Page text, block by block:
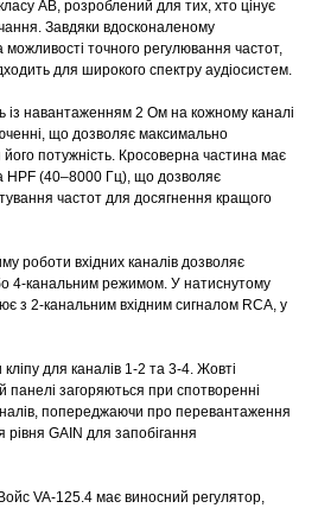
AB, розроблений для тих, хто цінує
Завдяки вдосконаленому
точного регулювання частот,
для широкого спектру аудіосистем.
навантаженням 2 Ом на кожному каналі
що дозволяє максимально
потужність. Кросоверна частина має
HPF (40–8000 Гц), що дозволяє
частот для досягнення кращого
роботи вхідних каналів дозволяє
4-канальним режимом. У натиснутому
з 2-канальним вхідним сигналом RCA, у
для каналів 1-2 та 3-4. Жовті
панелі загоряються при спотворенні
попереджаючи про перевантаження
рівня GAIN для запобігання
VA-125.4 має виносний регулятор,